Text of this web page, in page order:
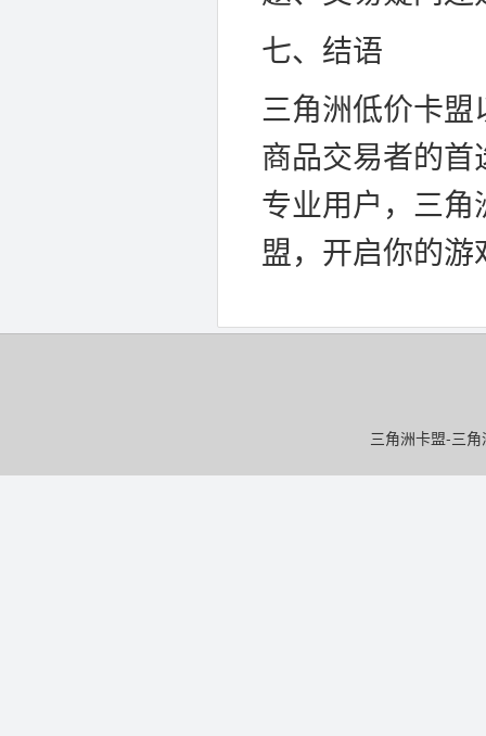
七、结语
三角洲低价卡盟
商品交易者的首
专业用户，三角
盟，开启你的
三角洲卡盟-三